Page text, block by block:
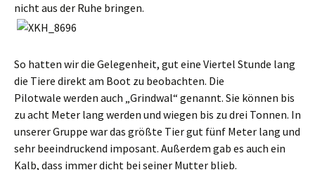
nicht aus der Ruhe bringen.
So hatten wir die Gelegenheit, gut eine Viertel Stunde lang
die Tiere direkt am Boot zu beobachten. Die
Pilotwale werden auch „Grindwal“ genannt. Sie können bis
zu acht Meter lang werden und wiegen bis zu drei Tonnen. In
unserer Gruppe war das größte Tier gut fünf Meter lang und
sehr beeindruckend imposant. Außerdem gab es auch ein
Kalb, dass immer dicht bei seiner Mutter blieb.